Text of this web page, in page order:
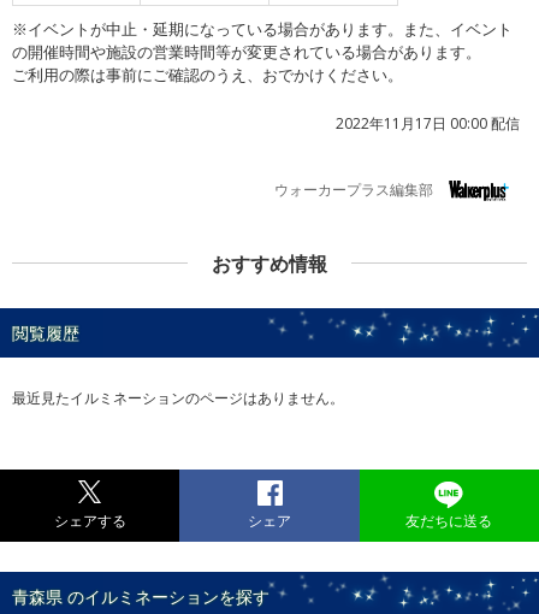
※イベントが中止・延期になっている場合があります。また、イベント
の開催時間や施設の営業時間等が変更されている場合があります。
ご利用の際は事前にご確認のうえ、おでかけください。
2022年11月17日 00:00 配信
ウォーカープラス編集部
おすすめ情報
閲覧履歴
最近見たイルミネーションのページはありません。
シェアする シェア 友だちに送る
青森県 のイルミネーションを探す